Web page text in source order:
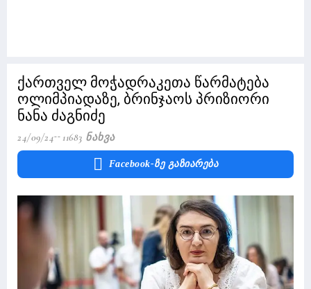
ქართველ მოჭადრაკეთა წარმატება
ოლიმპიადაზე, ბრინჯაოს პრიზიორი
ნანა ძაგნიძე
24/09/24 11683 Ნახვა
Facebook-Ზე Გაზიარება